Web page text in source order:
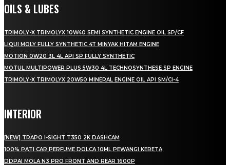
OILS & LUBES
TRIMOLY-X TRIMOLYX 10W40 SEMI SYNTHETIC ENGINE OIL SP/CF
LIQUI MOLY FULLY SYNTHETIC 4T MINYAK HITAM ENGINE
MOTION 0W20 3L 4L API SP FULLY SYNTHETIC
MOTUL MULTIPOWER PLUS 5W30 4L TECHNOSYNTHESE SP ENGINE
TRIMOLY-X TRIMOLYX 20W50 MINERAL ENGINE OIL API SM/CI-4
INTERIOR
[NEW] TRAPO I-SIGHT T350 2K DASHCAM
100% PATI CAR PERFUME DOLCA 10ML PEWANGI KERETA
DDPAI MOLA N3 PRO FRONT AND REAR 1600P